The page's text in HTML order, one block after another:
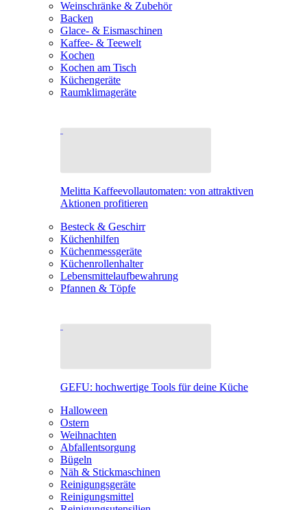
Weinschränke & Zubehör
Backen
Glace- & Eismaschinen
Kaffee- & Teewelt
Kochen
Kochen am Tisch
Küchengeräte
Raumklimageräte
Melitta Kaffeevollautomaten: von attraktiven
Aktionen profitieren
Besteck & Geschirr
Küchenhilfen
Küchenmessgeräte
Küchenrollenhalter
Lebensmittelaufbewahrung
Pfannen & Töpfe
GEFU: hochwertige Tools für deine Küche
Halloween
Ostern
Weihnachten
Abfallentsorgung
Bügeln
Näh & Stickmaschinen
Reinigungsgeräte
Reinigungsmittel